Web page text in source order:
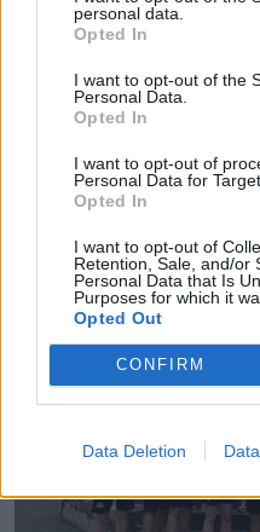
personal data.
Opted In
I want to opt-out of the
Personal Data.
Opted In
I want to opt-out of
Personal Data for
Opted In
I want to opt-out of
Retention, Sale, and/or
Personal Data that Is
Purposes for which it
Opted Out
CONFIRM
Data Deletion
pedig semmiféle
EZ IS